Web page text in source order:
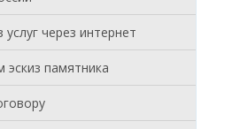
через интернет
эскиз памятника